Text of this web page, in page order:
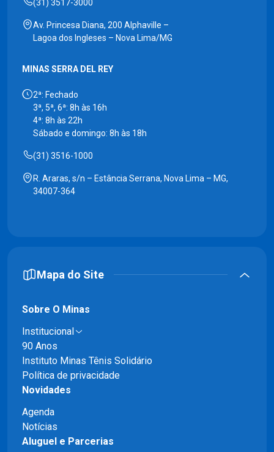
(31) 3517-3000
Av. Princesa Diana, 200 Alphaville –
Lagoa dos Ingleses – Nova Lima/MG
MINAS SERRA DEL REY
2ª: Fechado
3ª, 5ª, 6ª: 8h às 16h
4ª: 8h às 22h
Sábado e domingo: 8h às 18h
(31) 3516-1000
R. Araras, s/n – Estância Serrana, Nova Lima – MG,
34007-364
Mapa do Site
Sobre O Minas
Institucional
90 Anos
Instituto Minas Tênis Solidário
Política de privacidade
Novidades
Agenda
Notícias
Aluguel e Parcerias